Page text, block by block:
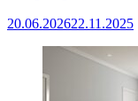
20.06.202622.11.2025